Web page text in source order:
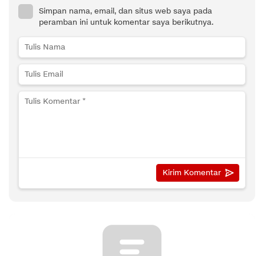
Simpan nama, email, dan situs web saya pada
peramban ini untuk komentar saya berikutnya.